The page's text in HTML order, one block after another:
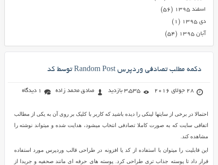
اسفند ۱۳۹۵
(۵۶)
دی ۱۳۹۵
(۱)
آبان ۱۳۹۵
(۵۴)
دکمه مطلب تصادفی وردپرس Random Post توسط کد
28 جولای 2016 3,535 بازدید صادق محمد زاده 1 دیدگاه
احتمالا در برخی از سایتها لینکی را دیده باشید که کاربر با کلیک بر روی آن به یکی از مطالب
اتفاقی سایت که به صورت کاملا تصادفی انتخاب میشود، هدایت شده و میتواند نوشته را
مشاهده کند.
این قابلیت را میتوان با استفاده از کد یا افزونه در طراحی قالب وردپرس مورد استفاده
قرار داد تا پوسته جذاب تری طراحی کرد. پوسته های حرفه ای مانند صحفیه و جریدا از